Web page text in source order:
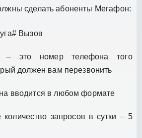
сделать абоненты Мегафон:
Вызов
– это номер телефона того
должен вам перезвонить
вводится в любом формате
количество запросов в сутки – 5